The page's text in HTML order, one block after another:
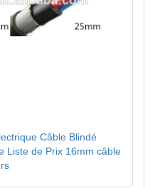
Câble Blindé
Liste de Prix 16mm câble